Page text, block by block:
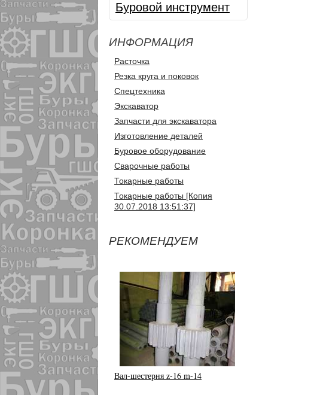
Буровой инструмент
ИНФОРМАЦИЯ
Расточка
Резка круга и поковок
Спецтехника
Экскаватор
Запчасти для экскаватора
Изготовление деталей
Буровое оборудование
Сварочные работы
Токарные работы
Токарные работы [Копия
30.07.2018 13:51:37]
РЕКОМЕНДУЕМ
Вал-шестерня z-16 m-14